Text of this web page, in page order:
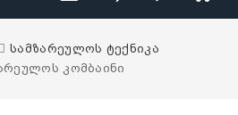
სამზარეულოს ტექნიკა
კომბაინი